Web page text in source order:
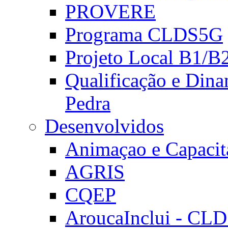
PROVERE
Programa CLDS5G
Projeto Local B1/
Qualificação e
Pedra
Desenvolvidos
Animaçao e
AGRIS
CQEP
AroucaInclui -